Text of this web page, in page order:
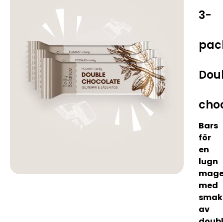
3-
Bars
för
en
lugn
med
smak
av